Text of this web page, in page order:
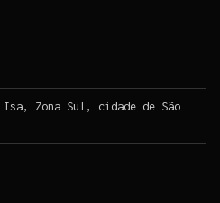
Zona Sul, cidade de São